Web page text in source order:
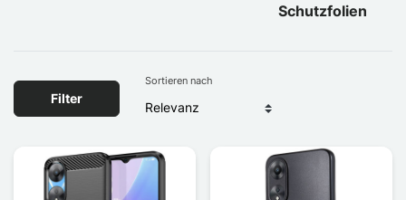
Schutzfolien
Filter
Sortieren nach